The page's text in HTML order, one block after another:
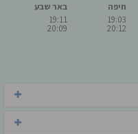
חיפה
19:03
20:12
באר שבע
19:11
20:09